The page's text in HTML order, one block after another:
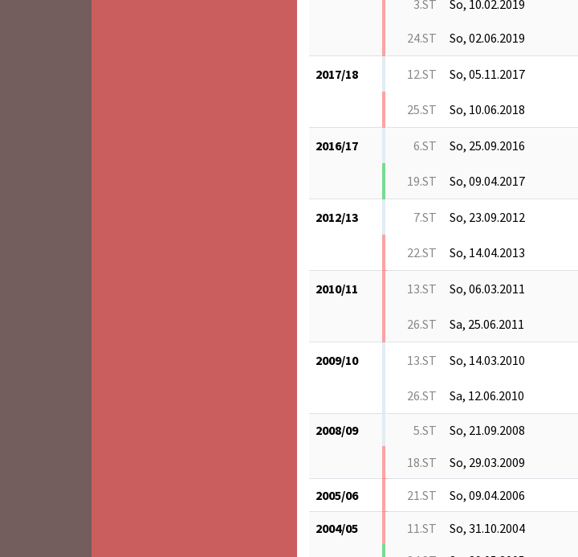
3.ST
So, 10.02.2019
24.ST So, 02.06.2019
2017/18 12.ST So, 05.11.2017
25.ST So, 10.06.2018
2016/17 6.ST So, 25.09.2016
19.ST So, 09.04.2017
2012/13 7.ST So, 23.09.2012
22.ST So, 14.04.2013
2010/11 13.ST So, 06.03.2011
26.ST Sa, 25.06.2011
2009/10 13.ST So, 14.03.2010
26.ST Sa, 12.06.2010
2008/09 5.ST So, 21.09.2008
18.ST
So, 29.03.2009
2005/06 21.ST So, 09.04.2006
2004/05 11.ST So, 31.10.2004